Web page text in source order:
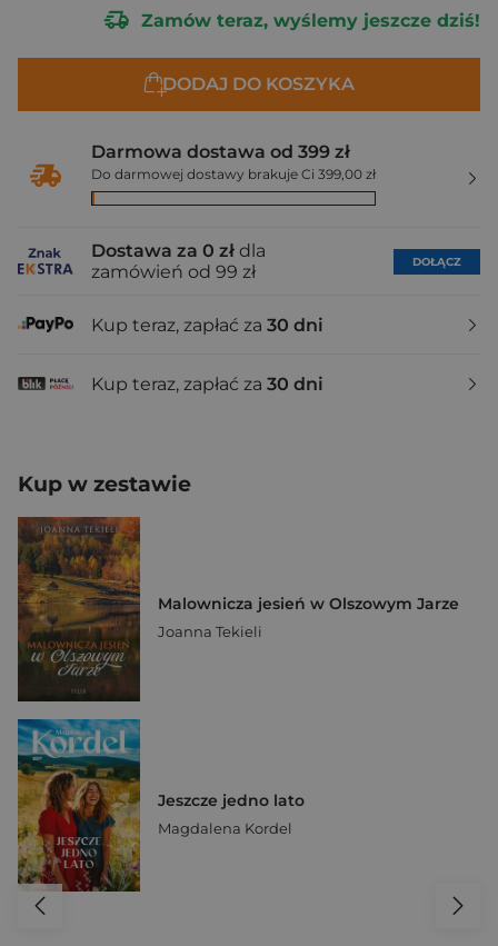
Zamów teraz, wyślemy jeszcze dziś!
DODAJ DO KOSZYKA
Darmowa dostawa od 399 zł
Do darmowej dostawy brakuje Ci 399,00 zł
Dostawa za 0 zł dla
zamówień od 99 zł
DOŁĄCZ
Kup teraz, zapłać za 30 dni
Kup teraz, zapłać za 30 dni
Kup w zestawie
Malownicza jesień w Olszowym Jarze
Joanna Tekieli
Jeszcze jedno lato
Magdalena Kordel